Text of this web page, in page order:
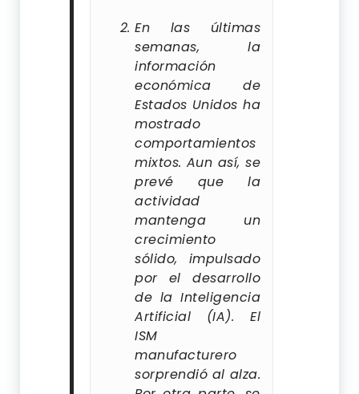
En las últimas
semanas, la
información
económica de
Estados Unidos ha
mostrado
comportamientos
mixtos. Aun así, se
prevé que la
actividad
mantenga un
crecimiento
sólido, impulsado
por el desarrollo
de la Inteligencia
Artificial (IA). El
ISM
manufacturero
sorprendió al alza.